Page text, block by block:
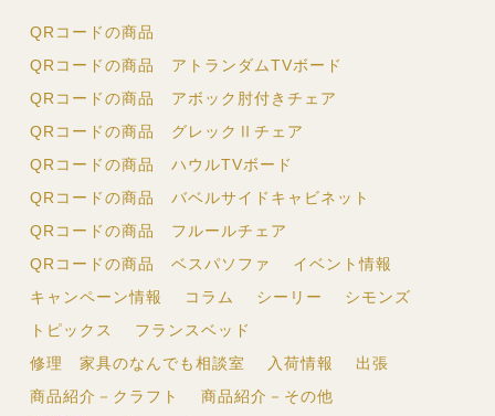
QRコードの商品
QRコードの商品 アトランダムTVボード
QRコードの商品 アボック肘付きチェア
QRコードの商品 グレックⅡチェア
QRコードの商品 ハウルTVボード
QRコードの商品 バベルサイドキャビネット
QRコードの商品 フルールチェア
QRコードの商品 ベスパソファ
イベント情報
キャンペーン情報
コラム シーリー
シモンズ
トピックス
フランスベッド
修理 家具のなんでも相談室
入荷情報
出張
商品紹介－クラフト
商品紹介－その他